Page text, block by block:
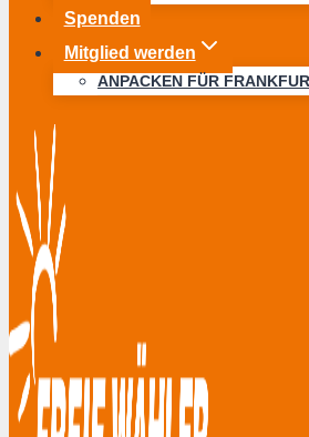
Spenden
Mitglied werden
ANPACKEN FÜR